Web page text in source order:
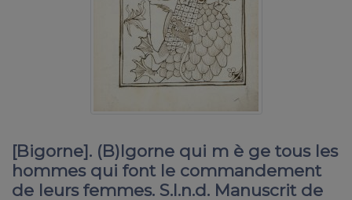
[Bigorne]. (B)Igorne qui m è ge tous les
hommes qui font le commandement
de leurs femmes. S.l.n.d. Manuscrit de